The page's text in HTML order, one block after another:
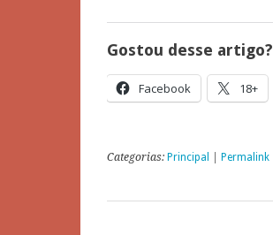
Gostou desse artigo?
Facebook 18+
Categorias: Principal Permalink